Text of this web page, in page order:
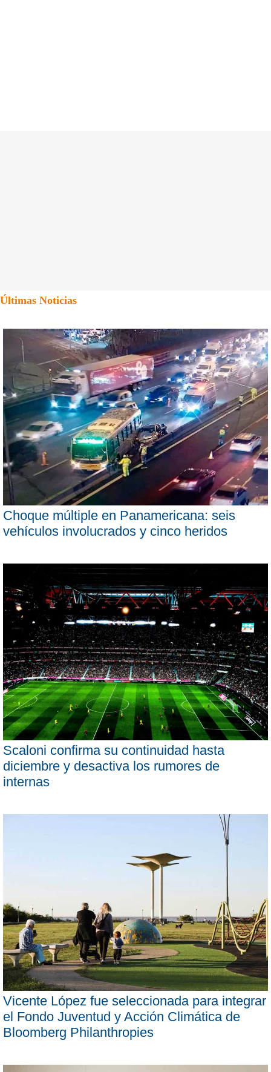
Últimas Noticias
Choque múltiple en Panamericana: seis
vehículos involucrados y cinco heridos
Scaloni confirma su continuidad hasta
diciembre y desactiva los rumores de
internas
Vicente López fue seleccionada para integrar
el Fondo Juventud y Acción Climática de
Bloomberg Philanthropies